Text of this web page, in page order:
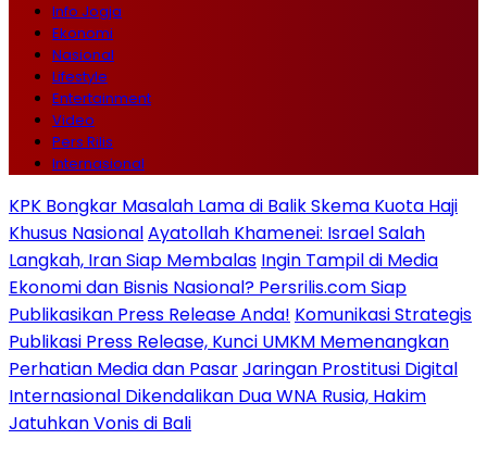
Info Jogja
Ekonomi
Nasional
Lifestyle
Entertainment
Video
Pers Rilis
Internasional
KPK Bongkar Masalah Lama di Balik Skema Kuota Haji
Khusus NasionalAyatollah Khamenei: Israel Salah
Langkah, Iran Siap Membalas Ingin Tampil di Media
Ekonomi dan Bisnis Nasional? Persrilis.com Siap
Publikasikan Press Release Anda! Komunikasi Strategis
Publikasi Press Release, Kunci UMKM Memenangkan
Perhatian Media dan PasarJaringan Prostitusi Digital
Internasional Dikendalikan Dua WNA Rusia, Hakim
Jatuhkan Vonis di Bali